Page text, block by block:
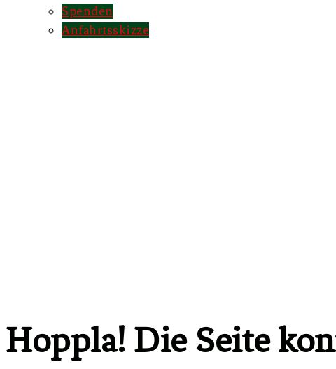
Spenden
Anfahrtsskizze
Hoppla! Die Seite